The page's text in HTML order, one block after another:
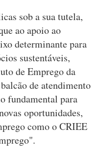
sob a sua tutela,
ao apoio ao
determinante para
sustentáveis,
de Emprego da
de atendimento
fundamental para
oportunidades,
como o CRIEE